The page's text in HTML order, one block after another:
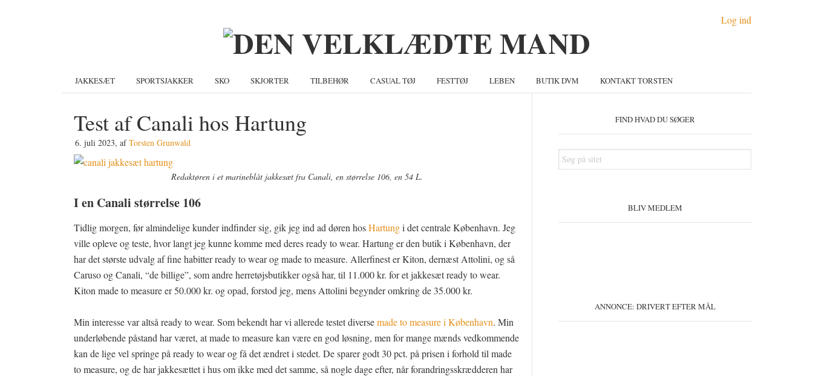
Log ind
JAKKESÆT SPORTSJAKKER SKO SKJORTER TILBEHØR CASUAL TØJ FESTTØJ LEBEN BUTIK DVM KONTAKT TORSTEN
Test af Canali hos Hartung
6. juli 2023, afTorsten Grunwald
Redaktøren i et marineblåt jakkesæt fra Canali, en størrelse 106, en 54 L.
I en Canali størrelse 106
Tidlig morgen, før almindelige kunder indfinder sig, gik jeg ind ad døren hosHartungi det centrale København. Jeg
ville opleve og teste, hvor langt jeg kunne komme med deres ready to wear. Hartung er den butik i København, der
har det største udvalg af fine habitter ready to wear og made to measure. Allerfinest er Kiton, dernæst Attolini, og så
Caruso og Canali, “de billige”, som andre herretøjsbutikker også har, til 11.000 kr. for et jakkesæt ready to wear.
Kiton made to measure er 50.000 kr. og opad, forstod jeg, mens Attolini begynder omkring de 35.000 kr.
Min interesse var altså ready to wear. Som bekendt har vi allerede testet diversemade to measure i København. Min
underløbende påstand har været, at made to measure kan være en god løsning, men for mange mænds vedkommende
kan de lige vel springe på ready to wear og få det ændret i stedet. De sparer godt 30 pct. på prisen i forhold til made
to measure, og de har jakkesættet i hus om ikke med det samme, så nogle dage efter, når forandringsskrædderen har
FIND HVAD DU SØGER
Søg
på
BLIV MEDLEM
ANNONCE: DRIVERT EFTER MÅL